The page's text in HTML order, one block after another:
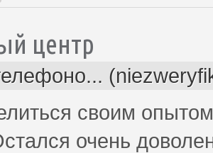
центр
своим
очень